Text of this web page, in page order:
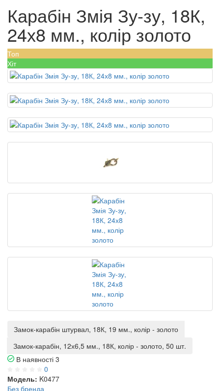
Карабін Змія Зу-зу, 18К,
24х8 мм., колір золото
Топ
Хіт
Замок-карабін штурвал, 18К, 19 мм., колір - золото
Замок-карабін, 12х6,5 мм., 18К, колір - золото, 50 шт.
В наявності 3
0
Модель: K0477
Без бренда